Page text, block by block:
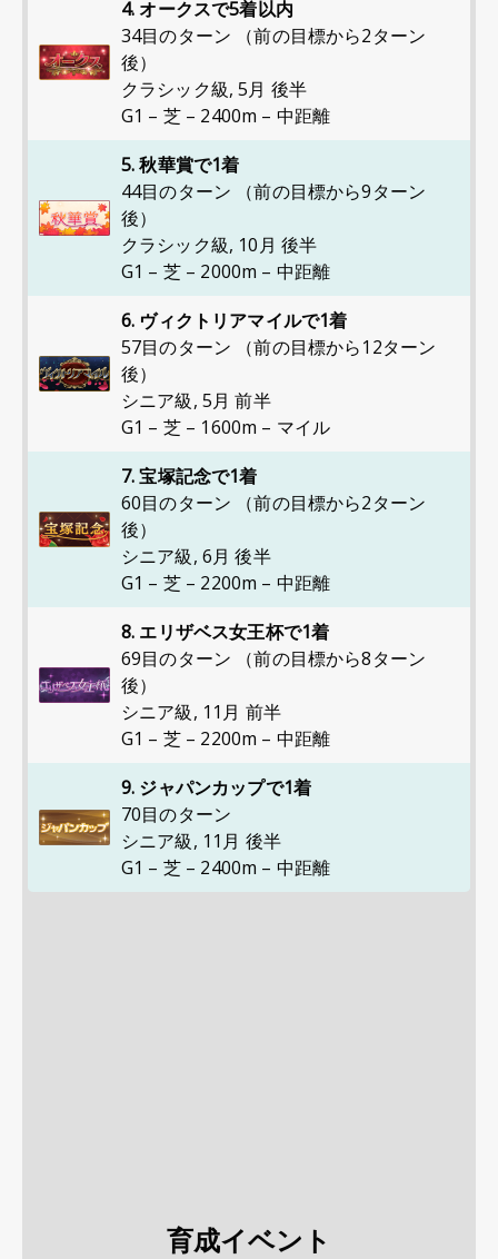
4. オークスで5着以内
34目のターン （前の目標から2ターン
後）
クラシック級, 5月 後半
G1 – 芝 – 2400m – 中距離
5. 秋華賞で1着
44目のターン （前の目標から9ターン
後）
クラシック級, 10月 後半
G1 – 芝 – 2000m – 中距離
6. ヴィクトリアマイルで1着
57目のターン （前の目標から12ターン
後）
シニア級, 5月 前半
G1 – 芝 – 1600m – マイル
7. 宝塚記念で1着
60目のターン （前の目標から2ターン
後）
シニア級, 6月 後半
G1 – 芝 – 2200m – 中距離
8. エリザベス女王杯で1着
69目のターン （前の目標から8ターン
後）
シニア級, 11月 前半
G1 – 芝 – 2200m – 中距離
9. ジャパンカップで1着
70目のターン
シニア級, 11月 後半
G1 – 芝 – 2400m – 中距離
育成イベント